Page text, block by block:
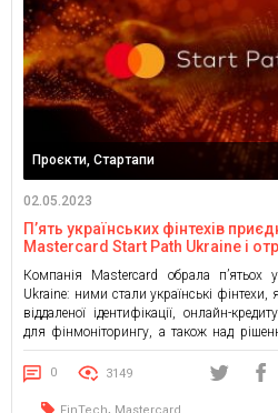
Проєкти, Стартапи
02.05.2023
П’ять українських фінтехів
Mastercard Start Path Ukraine і
Компанія Mastercard обрала п’ятьох
Ukraine: ними стали українські
віддаленої ідентифікації, онлайн-
для фінмоніторингу, а також над
бізнесу. Програма Start Path Ukraine
для українських фінтех-компаній та
зростати і сприяти відновленню
0 3149
,